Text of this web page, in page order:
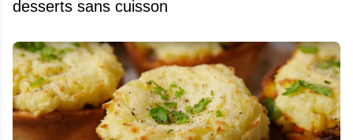
desserts sans cuisson